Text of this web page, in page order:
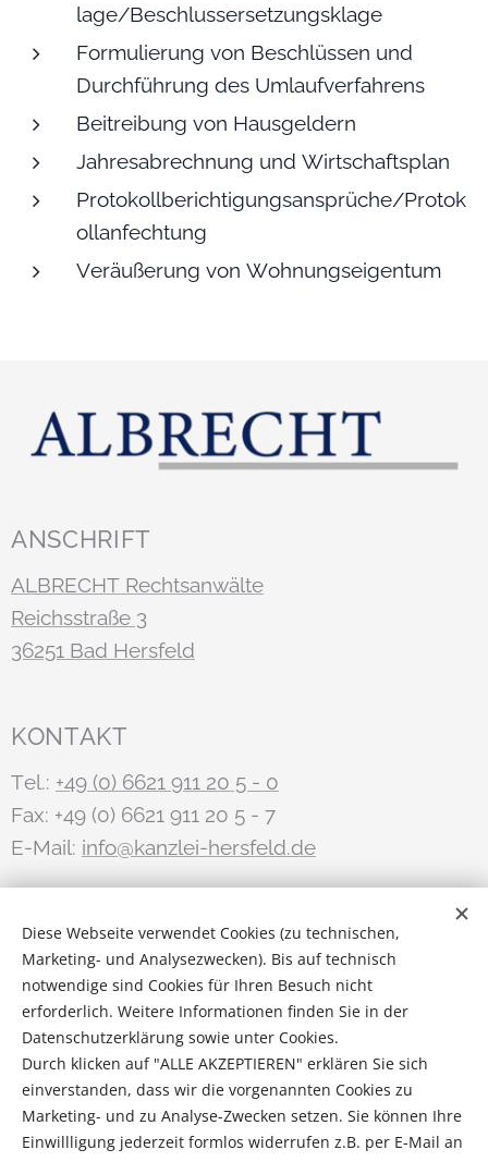
lage/Beschlussersetzungsklage
Formulierung von Beschlüssen und
Durchführung des Umlaufverfahrens
Beitreibung von Hausgeldern
Jahresabrechnung und Wirtschaftsplan
Protokollberichtigungsansprüche/Protok
ollanfechtung
Veräußerung von Wohnungseigentum
ANSCHRIFT
ALBRECHT Rechtsanwälte
Reichsstraße 3
36251 Bad Hersfeld
KONTAKT
Tel.: +49 (0) 6621 911 20 5 - 0
Fax: +49 (0) 6621 911 20 5 - 7
E-Mail: info@kanzlei-hersfeld.de
STAY IN TOUCH
Anwalt.de
Instagram
Impressum|Datenschutzhinweise|Cookies
Rechtliche Hinweise
Diese Webseite verwendet Cookies (zu technischen,
Marketing- und Analysezwecken). Bis auf technisch
notwendige sind Cookies für Ihren Besuch nicht
erforderlich. Weitere Informationen finden Sie in der
Datenschutzerklärung sowie unter Cookies.
Durch klicken auf "ALLE AKZEPTIEREN" erklären Sie sich
einverstanden, dass wir die vorgenannten Cookies zu
Marketing- und zu Analyse-Zwecken setzen. Sie können Ihre
Einwillligung jederzeit formlos widerrufen z.B. per E-Mail an